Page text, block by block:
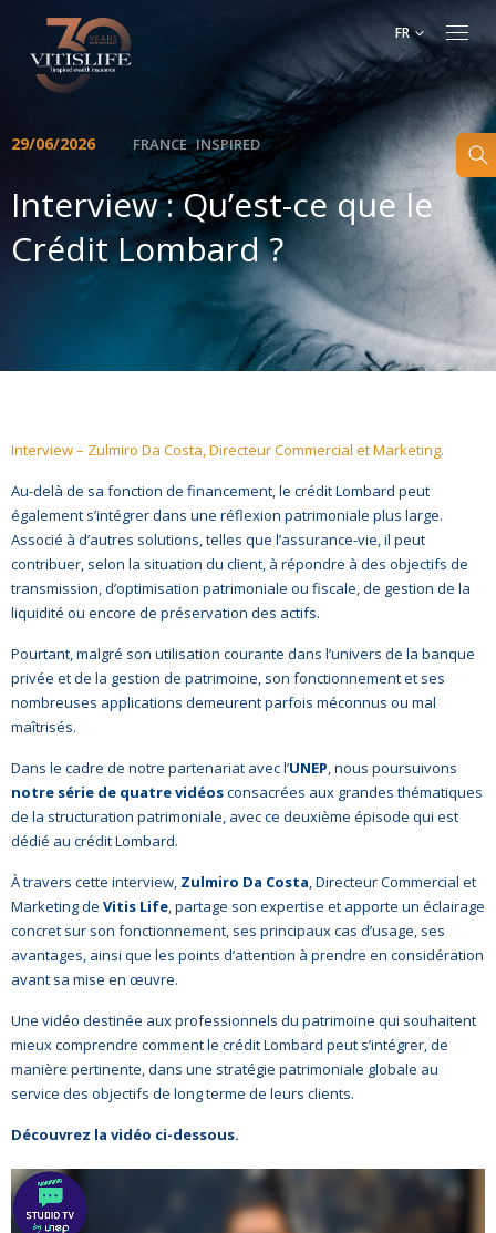
FR
29/06/2026 FRANCE INSPIRED
Interview : Qu’est-ce que le
Crédit Lombard ?
Interview – Zulmiro Da Costa, Directeur Commercial et Marketing.
Au-delà de sa fonction de financement, le crédit Lombard peut
également s’intégrer dans une réflexion patrimoniale plus large.
Associé à d’autres solutions, telles que l’assurance-vie, il peut
contribuer, selon la situation du client, à répondre à des objectifs de
transmission, d’optimisation patrimoniale ou fiscale, de gestion de la
liquidité ou encore de préservation des actifs.
Pourtant, malgré son utilisation courante dans l’univers de la banque
privée et de la gestion de patrimoine, son fonctionnement et ses
nombreuses applications demeurent parfois méconnus ou mal
maîtrisés.
Dans le cadre de notre partenariat avec l’UNEP, nous poursuivons
notre série de quatre vidéosconsacrées aux grandes thématiques
de la structuration patrimoniale, avec ce deuxième épisode qui est
dédié au crédit Lombard.
À travers cette interview, Zulmiro Da Costa, Directeur Commercial et
Marketing de Vitis Life, partage son expertise et apporte un éclairage
concret sur son fonctionnement, ses principaux cas d’usage, ses
avantages, ainsi que les points d’attention à prendre en considération
avant sa mise en œuvre.
Une vidéo destinée aux professionnels du patrimoine qui souhaitent
mieux comprendre comment le crédit Lombard peut s’intégrer, de
manière pertinente, dans une stratégie patrimoniale globale au
service des objectifs de long terme de leurs clients.
Découvrez la vidéo ci-dessous.